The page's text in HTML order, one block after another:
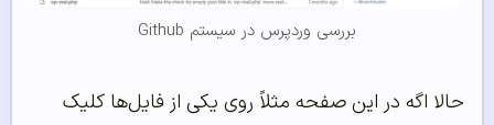
بررسی وردپرس در سیستم Github
حالا اگه در این صفحه مثلاً روی یکی از فایل‌ها کلیک